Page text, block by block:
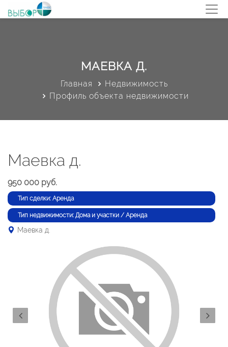
МАЕВКА Д.
Главная
Недвижимость
Профиль объекта недвижимости
Маевка д.
950 000 руб.
Тип сделки: Аренда
Тип недвижимости: Дома и участки / Аренда
Маевка д.